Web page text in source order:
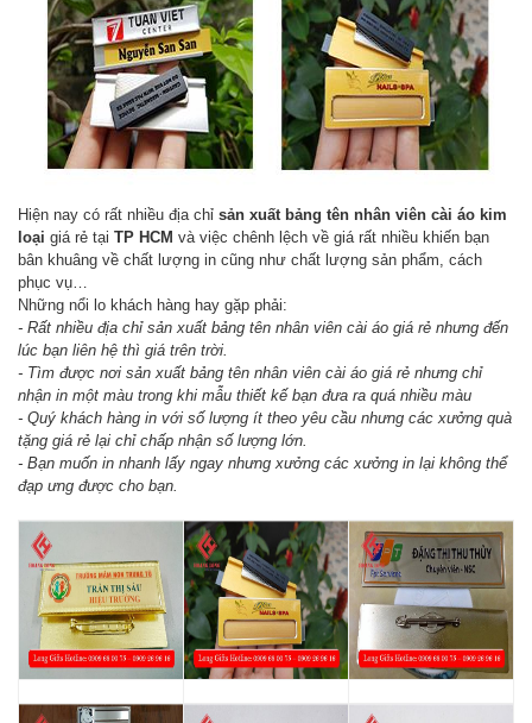
Hiện nay có rất nhiều địa chỉ sản xuất bảng tên nhân viên cài áo kim
loại giá rẻ tại TP HCM và việc chênh lệch về giá rất nhiều khiến bạn
bân khuâng về chất lượng in cũng như chất lượng sản phẩm, cách
phục vụ…
Những nổi lo khách hàng hay gặp phải:
- Rất nhiều địa chỉ sản xuất bảng tên nhân viên cài áo giá rẻ nhưng đến
lúc bạn liên hệ thì giá trên trời.
- Tìm được nơi sản xuất bảng tên nhân viên cài áo giá rẻ nhưng chỉ
nhận in một màu trong khi mẫu thiết kế bạn đưa ra quá nhiều màu
- Quý khách hàng in với số lượng ít theo yêu cầu nhưng các xưởng quà
tặng giá rẻ lại chỉ chấp nhận số lượng lớn.
- Bạn muốn in nhanh lấy ngay nhưng xưởng các xưởng in lại không thể
đạp ưng được cho bạn.